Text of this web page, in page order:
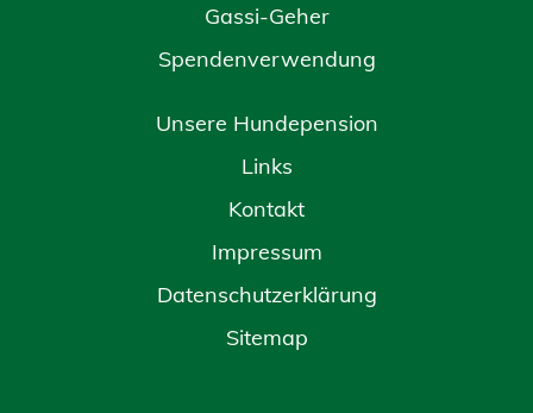
Gassi-Geher
Spendenverwendung
Unsere Hundepension
Links
Kontakt
Impressum
Datenschutzerklärung
Sitemap